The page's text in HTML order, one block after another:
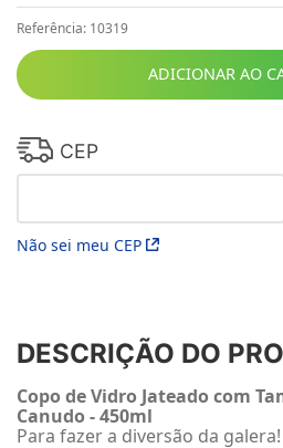
Referência: 10319
ADICIONAR AO
CEP
Não sei meu CEP
DESCRIÇÃO DO
Copo de Vidro Jateado com
Canudo - 450ml
Para fazer a diversão da